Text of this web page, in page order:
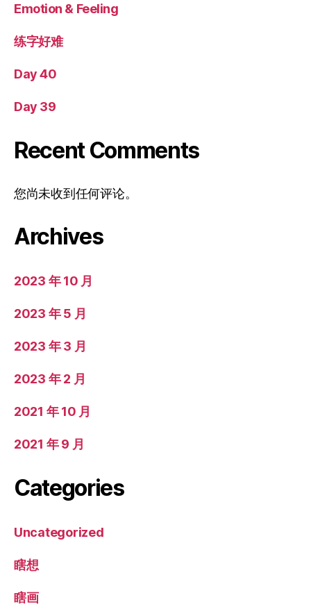
Emotion & Feeling
练字好难
Day 40
Day 39
Recent Comments
您尚未收到任何评论。
Archives
2023 年 10 月
2023 年 5 月
2023 年 3 月
2023 年 2 月
2021 年 10 月
2021 年 9 月
Categories
Uncategorized
瞎想
瞎画